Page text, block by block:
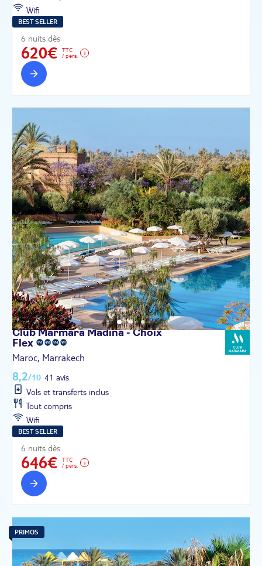
Wifi
BEST SELLER
6 nuits dès
620€
TTC
/ pers.
Club Marmara Madina - Choix
Flex
Maroc, Marrakech
8,2/10 41 avis
Vols et transferts inclus
Tout compris
Wifi
BEST SELLER
6 nuits dès
646€
TTC
/ pers.
PRIMOS